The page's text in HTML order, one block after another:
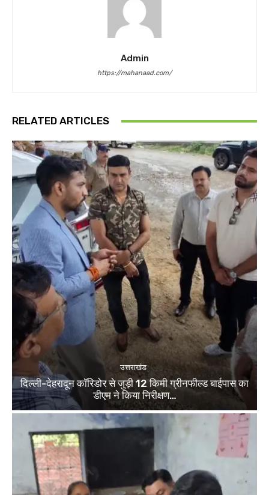
Admin
https://mahanaad.com/
RELATED ARTICLES
उत्तराखंड
दिल्ली-देहरादून कॉरिडोर से जुड़ी 12 किमी ग्रीनफील्ड बाईपास का
डीएम ने किया निरीक्षण…